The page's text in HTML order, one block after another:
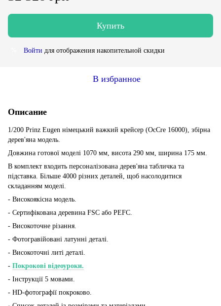
Купить
Войти для отображения накопительной скидки
В избранное
Описание
1/200 Prinz Eugen німецький важкий крейсер (OcCre 16000), збірна
дерев'яна модель.
Довжина готової моделі 1070 мм, висота 290 мм, ширина 175 мм.
В комплект входить персоналізована дерев'яна табличка та
підставка. Більше 4000 різних деталей, щоб насолодитися
складанням моделі.
- Високоякісна модель.
- Сертифікована деревина FSC або PEFC.
- Високоточне різання.
- Фотогравійовані латунні деталі.
- Високоточні литі деталі.
- Покрокові відеоуроки.
- Інструкції 5 мовами.
- HD-фотографії покроково.